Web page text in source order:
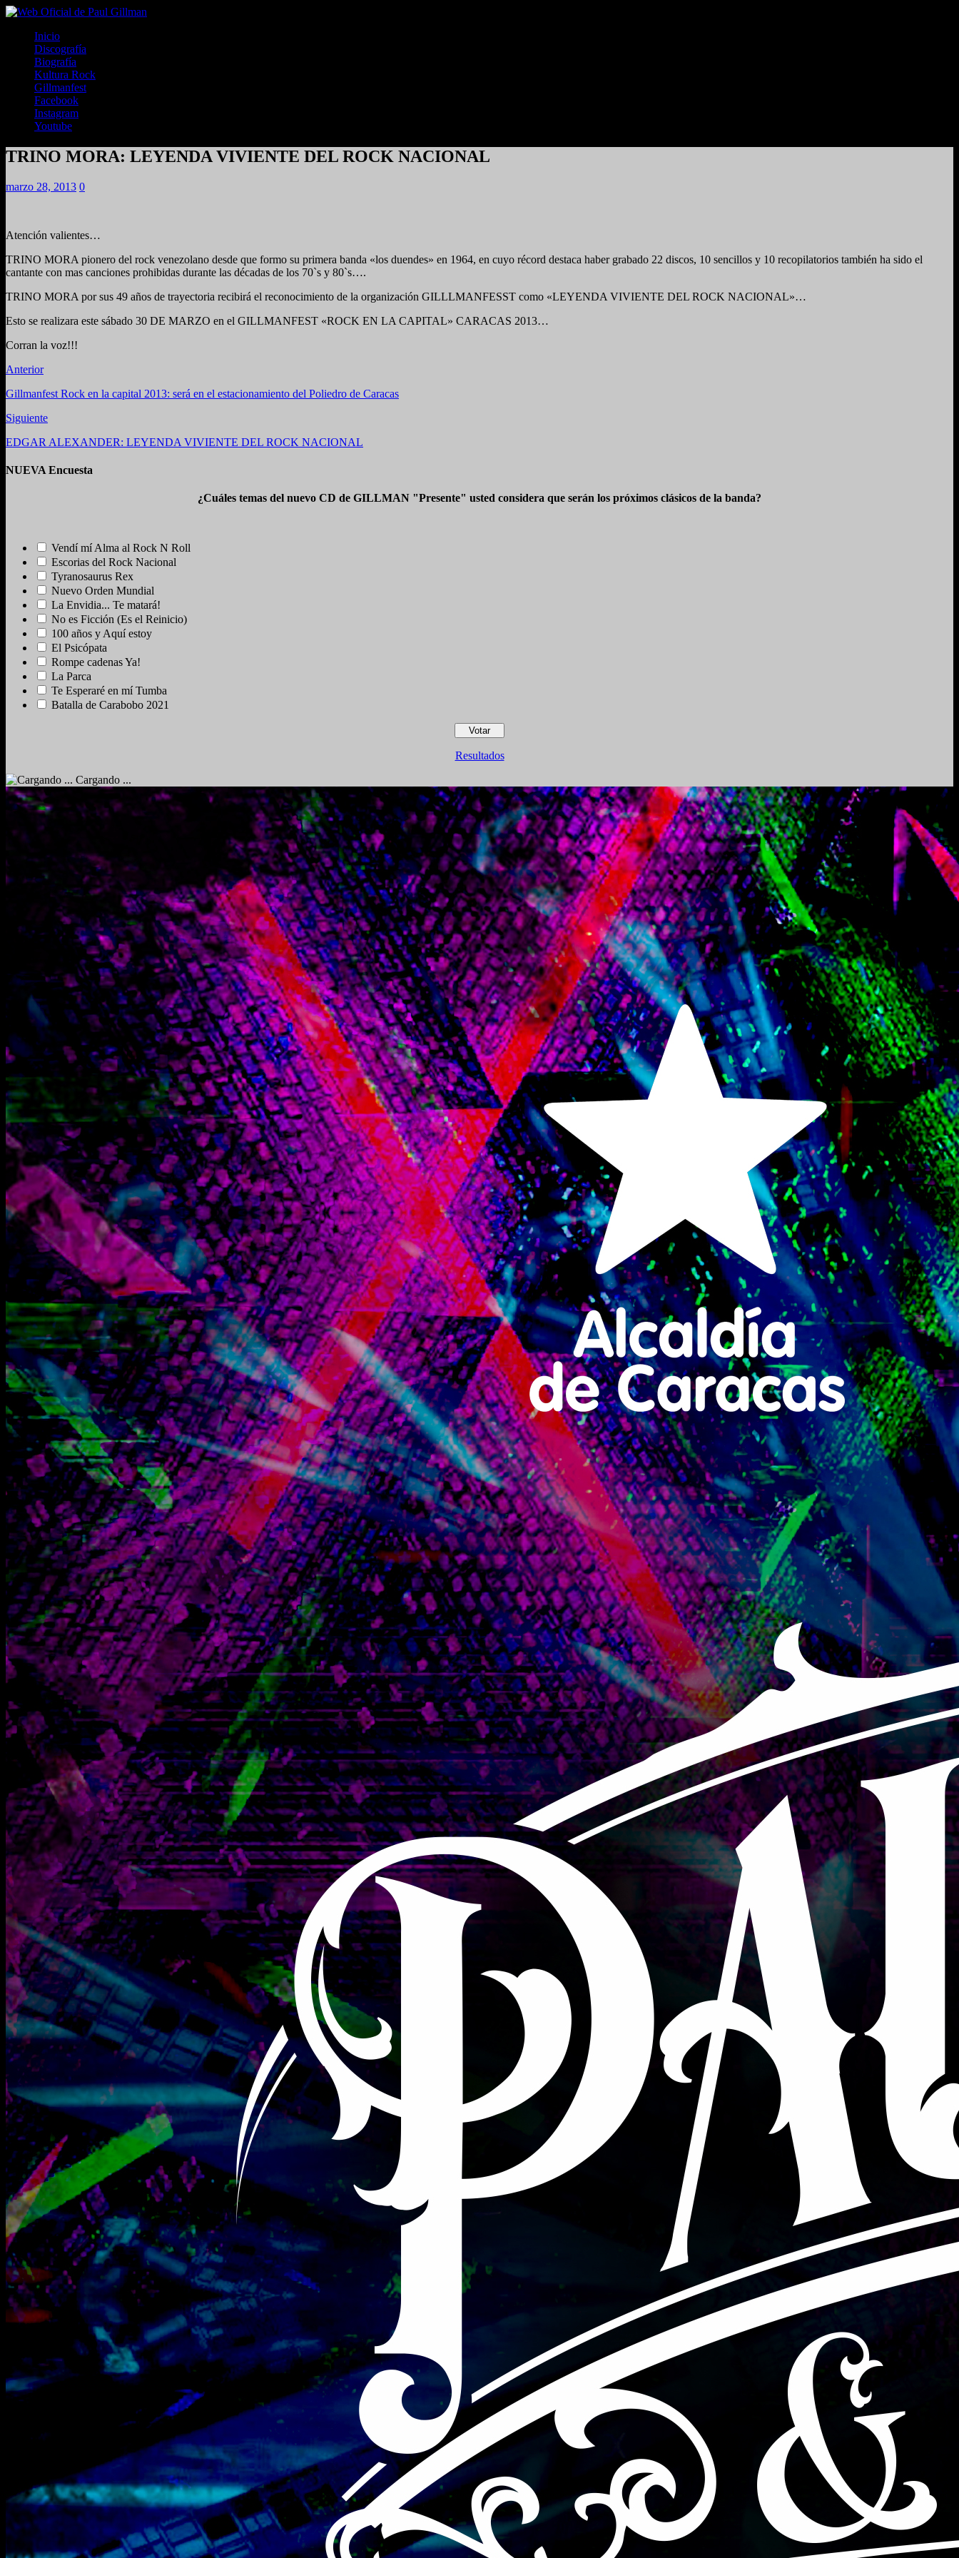
Inicio
Discografía
Biografía
Kultura Rock
Gillmanfest
Facebook
Instagram
Youtube
TRINO MORA: LEYENDA VIVIENTE DEL ROCK NACIONAL
marzo 28, 2013 0
Atención valientes…
TRINO MORA pionero del rock venezolano desde que formo su primera banda «los duendes» en 1964, en cuyo récord destaca haber grabado 22 discos, 10 sencillos y 10 recopilatorios también ha sido el
cantante con mas canciones prohibidas durante las décadas de los 70`s y 80`s….
TRINO MORA por sus 49 años de trayectoria recibirá el reconocimiento de la organización GILLLMANFESST como «LEYENDA VIVIENTE DEL ROCK NACIONAL»…
Esto se realizara este sábado 30 DE MARZO en el GILLMANFEST «ROCK EN LA CAPITAL» CARACAS 2013…
Corran la voz!!!
Anterior
Gillmanfest Rock en la capital 2013: será en el estacionamiento del Poliedro de Caracas
Siguiente
EDGAR ALEXANDER: LEYENDA VIVIENTE DEL ROCK NACIONAL
NUEVA Encuesta
¿Cuáles temas del nuevo CD de GILLMAN "Presente" usted considera que serán los próximos clásicos de la banda?
Vendí mí Alma al Rock N Roll
Escorias del Rock Nacional
Tyranosaurus Rex
Nuevo Orden Mundial
La Envidia... Te matará!
No es Ficción (Es el Reinicio)
100 años y Aquí estoy
El Psicópata
Rompe cadenas Ya!
La Parca
Te Esperaré en mí Tumba
Batalla de Carabobo 2021
Resultados
Cargando ...